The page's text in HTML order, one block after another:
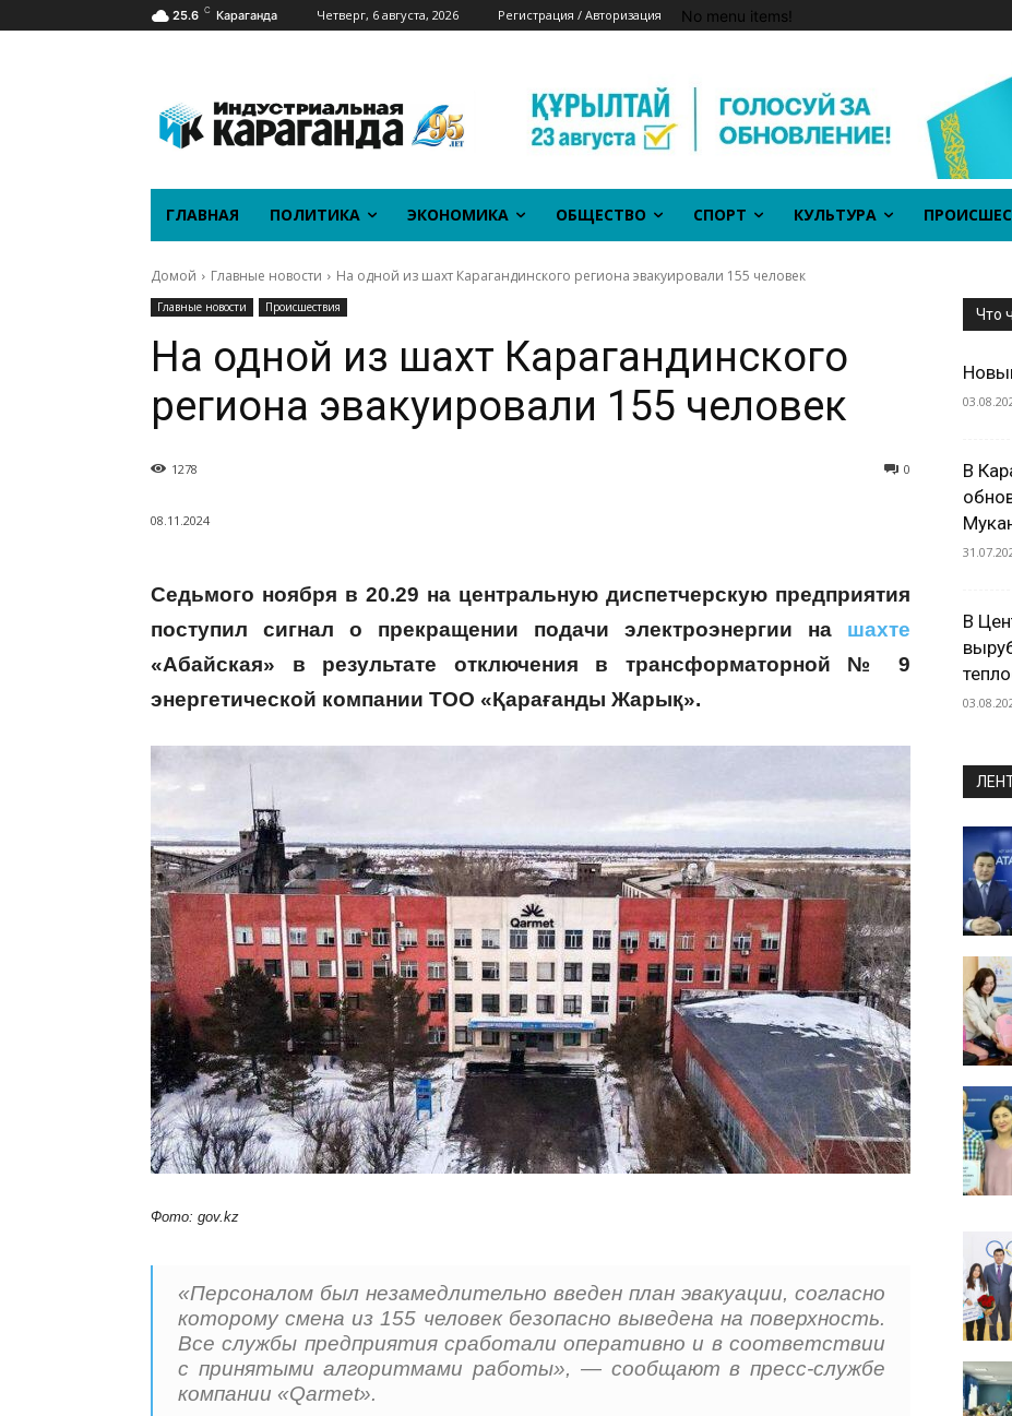
25.6 C Караганда Четверг, 6 августа, 2026 Регистрация / Авторизация No menu items!
ГЛАВНАЯ ПОЛИТИКА ЭКОНОМИКА ОБЩЕСТВО СПОРТ КУЛЬТУРА
Домой Главные новости На одной из шахт Карагандинского региона эвакуировали 155 человек
Главные новости Происшествия
На одной из шахт Карагандинского
региона эвакуировали 155 человек
0
1278
08.11.2024
Седьмого ноября в 20.29 на центральную диспетчерскую предприятия
поступил сигнал о прекращении подачи электроэнергии на шахте
«Абайская» в результате отключения в трансформаторной № 9
энергетической компании ТОО «Қарағанды Жарық».
Фото: gov.kz
«Персоналом был незамедлительно введен план эвакуации, согласно
которому смена из 155 человек безопасно выведена на поверхность.
Все службы предприятия сработали оперативно и в соответствии
с принятыми алгоритмами работы», — сообщают в пресс-службе
компании «Qarmet».
Что
В
В